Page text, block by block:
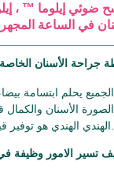
ضوئي إيلوما ™ ،
جراحة الأسنان الخاصة
الجميع يحلم ابتسامة
الصورة الأسنان والكمال
الهندي الهندي هو توفير قيمة الطبي في الهند توفير الوصول إلى أفضل أطباء الأسنان في الهند ، بأسعار معقولة.